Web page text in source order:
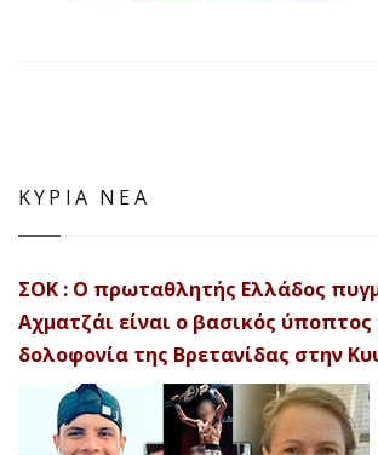
ΚΥΡΙΑ ΝΕΑ
ΣΟΚ : Ο πρωταθλητής Ελλάδος
Αχματζάι είναι ο βασικός ύποπτος
δολοφονία της Βρετανίδας στην